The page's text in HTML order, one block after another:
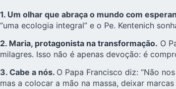
1. Um olhar que abraça o mundo com
“uma ecologia integral” e o Pe. Kentenich
2. Maria, protagonista na transformação. O
milagres. Isso não é apenas devoção: é
3. Cabe a nós. O Papa Francisco diz: “Não
mas a colocar a mão na massa, deixar